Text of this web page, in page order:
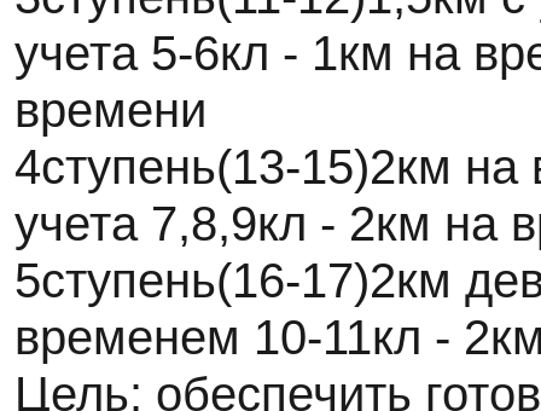
учета 5-6кл - 1км на
времени
4ступень(13-15)2км
учета 7,8,9кл - 2км на
5ступень(16-17)2км
временем 10-11кл -
Цель: обеспечить